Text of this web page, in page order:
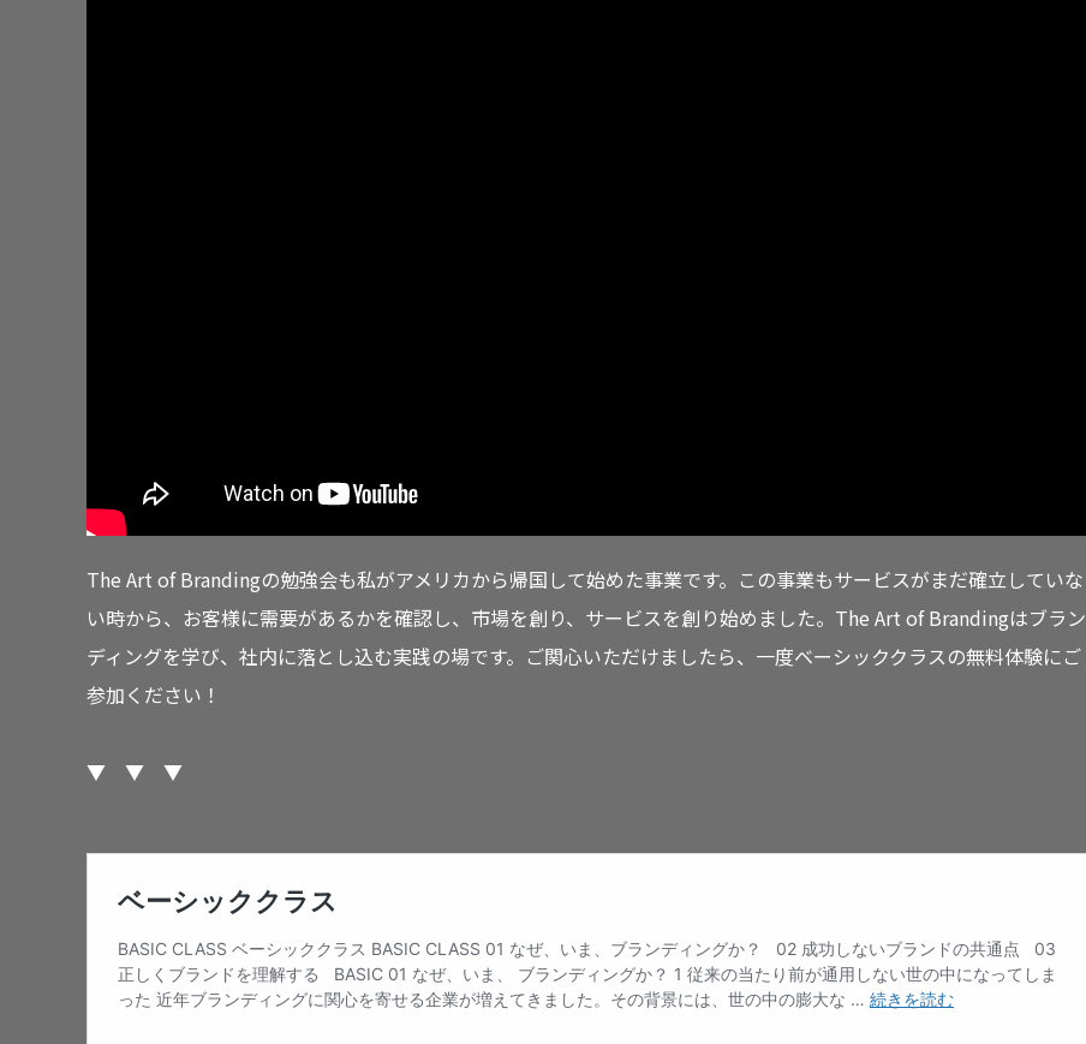
The Art of Brandingの勉強会も私がアメリカから帰国して始めた事業です。この事業もサービスがまだ確立していな
い時から、お客様に需要があるかを確認し、市場を創り、サービスを創り始めました。The Art of Brandingはブラン
ディングを学び、社内に落とし込む実践の場です。ご関心いただけましたら、一度ベーシッククラスの無料体験にご
参加ください！
▼ ▼ ▼